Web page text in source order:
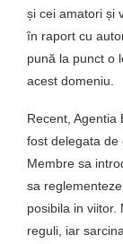
și cei amatori și
în raport cu
pună la punct o
acest domeniu.
Recent, Agentia
fost delegata de
Membre sa
sa
posibila in
reguli, iar